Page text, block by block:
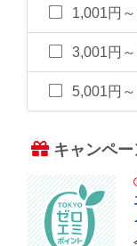
1,001円
3,001円
5,001円
キャンペー